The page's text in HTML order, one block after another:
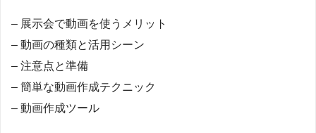
– 展示会で動画を使うメリット
– 動画の種類と活用シーン
– 注意点と準備
– 簡単な動画作成テクニック
– 動画作成ツール